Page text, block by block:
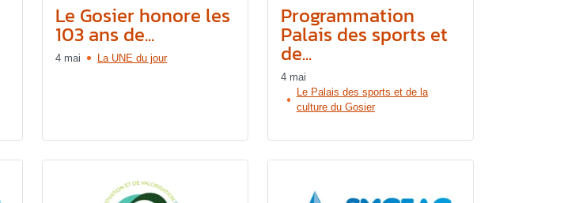
Le Gosier honore les
103 ans de...
4 mai La UNE du jour
Programmation
Palais des sports et
de...
4 mai
Le Palais des sports et de la
culture du Gosier